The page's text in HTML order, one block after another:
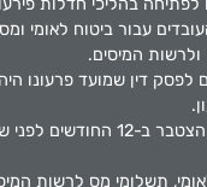
בהליכי חדלות פירעון
עבור ביטוח לאומי
ולרשות המיסים.
לפסק דין שמועד פרעונו
חוב מע»מ לרשות המיסים שהצטבר
תשלומי מס לרשות